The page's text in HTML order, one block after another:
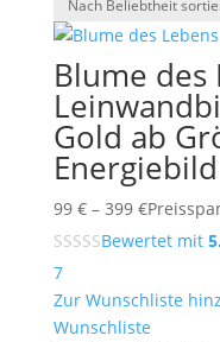
Blume des
Gold ab
99 € – 399 €
Bewertet mit
7
Zur Wunschliste
Wunschliste